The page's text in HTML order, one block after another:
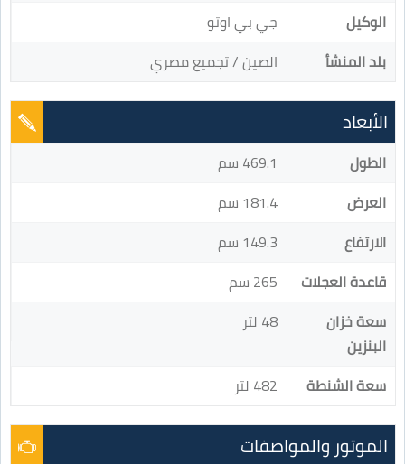
الوكيل
جي بي اوتو
بلد المنشأ
الصين / تجميع مصري
الأبعاد
الطول
469.1 سم
العرض
181.4 سم
الارتفاع
149.3 سم
قاعدة العجلات
265 سم
سعة خزان
البنزين
48 لتر
سعة الشنطة 482 لتر
الموتور والمواصفات